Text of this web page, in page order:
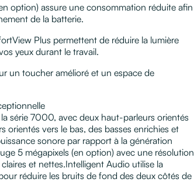
option) assure une consommation réduite afin
de la batterie.
Plus permettent de réduire la lumière
yeux durant le travail.
un toucher amélioré et un espace de
série 7000, avec deux haut-parleurs orientés
orientés vers le bas, des basses enrichies et
sonore par rapport à la génération
5 mégapixels (en option) avec une résolution
et nettes.Intelligent Audio utilise la
réduire les bruits de fond des deux côtés de